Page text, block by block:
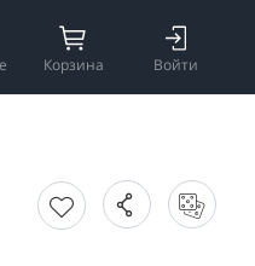
Корзина Войти